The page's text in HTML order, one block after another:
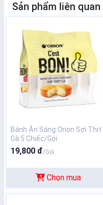
Sản phẩm liên quan
Bánh Ăn Sáng Orion Sợi Thịt
Gà 5 Chiếc/Gói
19,800 đ/Gói
Chọn mua